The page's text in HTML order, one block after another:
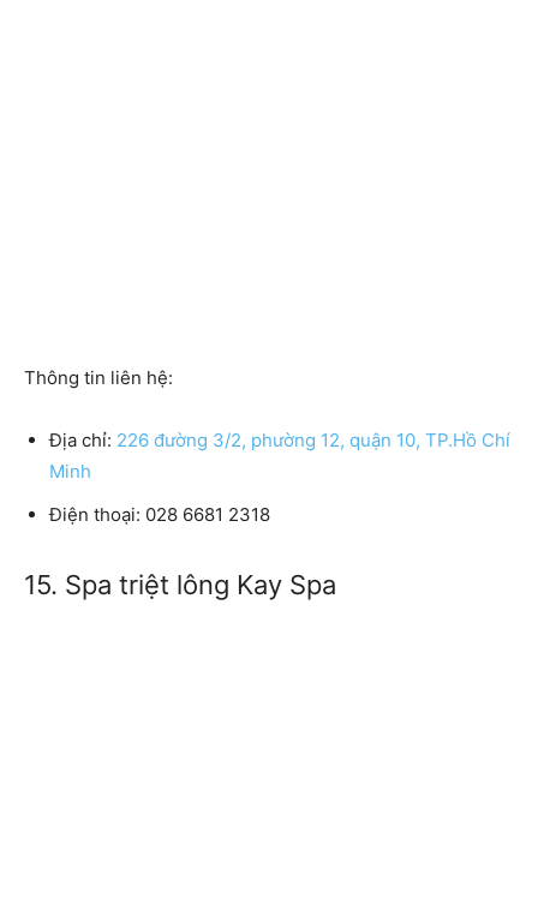
Thông tin liên hệ:
Địa chỉ: 226 đường 3/2, phường 12, quận 10, TP.Hồ Chí
Minh
Điện thoại: 028 6681 2318
15. Spa triệt lông Kay Spa